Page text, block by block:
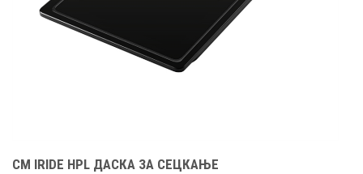
CM IRIDE HPL ДАСКА ЗА СЕЦКАЊЕ